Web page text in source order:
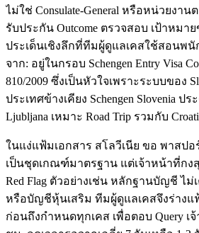
ไม่ใช่ Consulate-General หรือหน่วยงา
รับประกัน Outcome ตรวจสอบ เป้าหม
ประเด็นเชิงลึกที่ทีมผู้ดูแลเคสใช้สอนพ
จาก: อยู่ในกรอบ Schengen Entry Visa
810/2009 ซึ่งเป็นหัวใจเพราะระบบของ
ประเทศข้างเคียง Schengen Slovenia ปร
Ljubljana เหมาะ Road Trip รวมกับ
ในแง่แฟ้มเอกสาร สโลวีเนีย ขอ พาสปอ
เป็นชุดเกณฑ์มาตรฐาน แต่เจ้าหน้าที่กงสุ
Red Flag ตัวอย่างเช่น หลักฐานบัญชี ไม่
หรือบัญชีหุ้นเสริม ทีมผู้ดูแลเคสจึงร่างแ
ก่อนถึงกำหนดทุกเคส เพื่อตอบ Query เ